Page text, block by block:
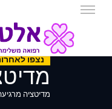
נצפו
מדיטציה